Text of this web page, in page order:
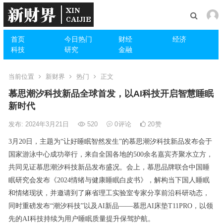
首页 今日热门 财经
经济
科技
研究 金融
当前位置 新财界 热门 正文
慕思潮汐科技新品全球首发，以AI科技开启智慧睡眠
新时代
发布: 2024年3月21日 520 0评论 20赞
3月20日，主题为“让好睡眠智然发生”的慕思潮汐科技新品发布会于
国家游泳中心成功举行，来自全国各地的500余名嘉宾齐聚水立方，
共同见证慕思潮汐科技新品发布盛况。会上，慕思品牌联合中国睡
眠研究会发布《2024情绪与健康睡眠白皮书》，解构当下国人睡眠
和情绪现状，并邀请到了麻省理工实验室专家分享前沿科研动态，
同时重磅发布“潮汐科技”以及AI新品——慕思AI床垫T11PRO，以领
先的AI科技持续为用户睡眠质量提升保驾护航。